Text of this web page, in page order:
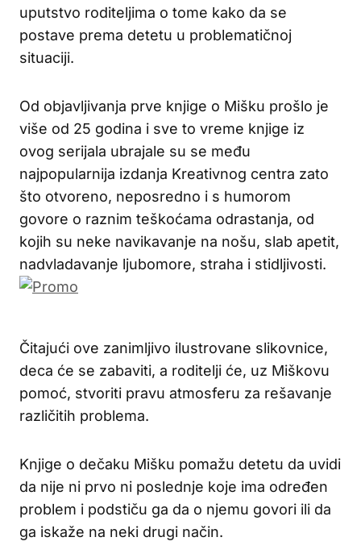
uputstvo roditeljima o tome kako da se
postave prema detetu u problematičnoj
situaciji.
Od objavljivanja prve knjige o Mišku prošlo je
više od 25 godina i sve to vreme knjige iz
ovog serijala ubrajale su se među
najpopularnija izdanja Kreativnog centra zato
što otvoreno, neposredno i s humorom
govore o raznim teškoćama odrastanja, od
kojih su neke navikavanje na nošu, slab apetit,
nadvladavanje ljubomore, straha i stidljivosti.
Čitajući ove zanimljivo ilustrovane slikovnice,
deca će se zabaviti, a roditelji će, uz Miškovu
pomoć, stvoriti pravu atmosferu za rešavanje
različitih problema.
Knjige o dečaku Mišku pomažu detetu da uvidi
da nije ni prvo ni poslednje koje ima određen
problem i podstiču ga da o njemu govori ili da
ga iskaže na neki drugi način.